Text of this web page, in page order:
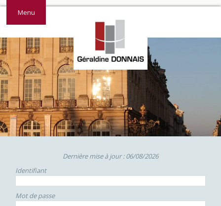
Menu
Dernière mise à jour : 06/08/2026
Identifiant
Mot de passe